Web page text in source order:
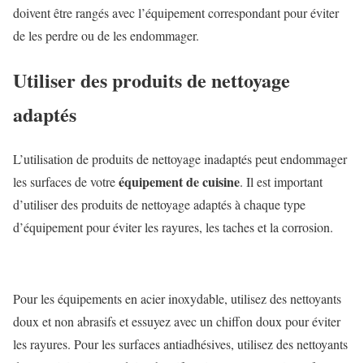
doivent être rangés avec l’équipement correspondant pour éviter
de les perdre ou de les endommager.
Utiliser des produits de nettoyage
adaptés
L’utilisation de produits de nettoyage inadaptés peut endommager
les surfaces de votreéquipement de cuisine. Il est important
d’utiliser des produits de nettoyage adaptés à chaque type
d’équipement pour éviter les rayures, les taches et la corrosion.
Pour les équipements en acier inoxydable, utilisez des nettoyants
doux et non abrasifs et essuyez avec un chiffon doux pour éviter
les rayures. Pour les surfaces antiadhésives, utilisez des nettoyants